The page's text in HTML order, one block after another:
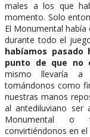
males a los que
momento. Solo
El Monumental
durante todo el
habíamos
punto de que no
mismo llevaría a
tomándonos como
nuestras manos
al antediluviano ser
Monumental o
convirtiéndonos en